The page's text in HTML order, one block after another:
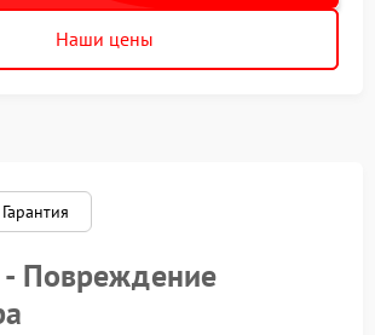
Наши цены
Гарантия
Повреждение